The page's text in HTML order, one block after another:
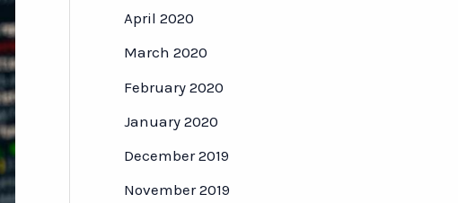
April 2020
March 2020
February 2020
January 2020
December 2019
November 2019